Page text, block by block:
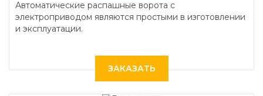
Автоматические распашные ворота с
электроприводом являются простыми в изготовлении
и эксплуатации.
ЗАКАЗАТЬ